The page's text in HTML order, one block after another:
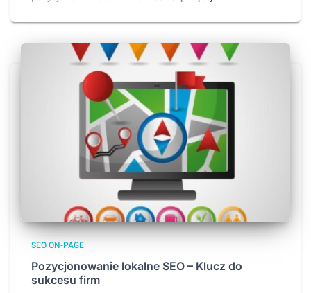
SEO ON-PAGE
Pozycjonowanie lokalne SEO – Klucz do
sukcesu firm